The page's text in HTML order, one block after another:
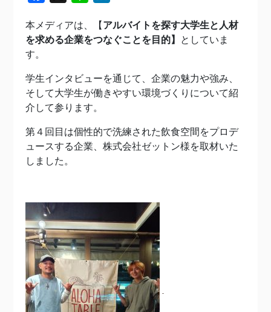
本メディアは、【 アルバイトを探す大学生と人材
を求める企業をつなぐことを目的】
としていま
す。
学生インタビューを通じて、企業の魅力や強み、
そして大学生が働きやすい環境づくりについて紹
介して参ります。
第４回目は個性的で洗練された飲食空間をプロデ
ュースする企業、株式会社ゼットン様を取材いた
しました。